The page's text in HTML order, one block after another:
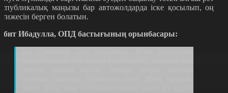
маңызы бар автожолдарда іске қосылып, оң
берген болатын.
Ибадулла, ОПД бастығының орынбасары: